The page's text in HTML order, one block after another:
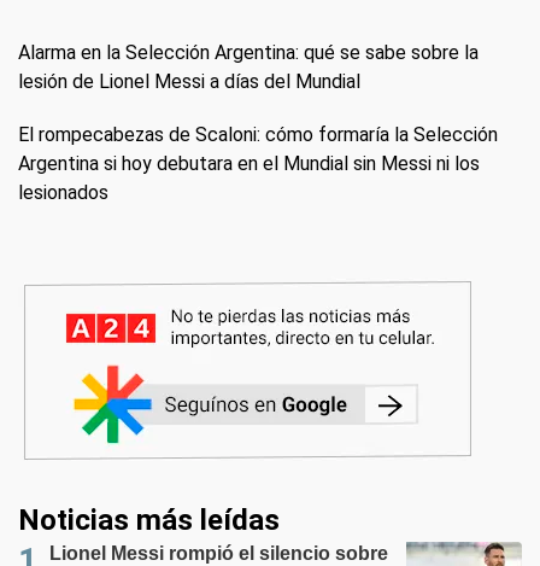
Alarma en la Selección Argentina: qué se sabe sobre la
lesión de Lionel Messi a días del Mundial
El rompecabezas de Scaloni: cómo formaría la Selección
Argentina si hoy debutara en el Mundial sin Messi ni los
lesionados
Noticias más leídas
Lionel Messi rompió el silencio sobre